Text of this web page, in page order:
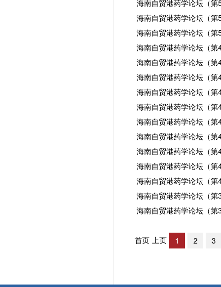
海南自贸港药学论坛（第
海南自贸港药学论坛（第
海南自贸港药学论坛（第
海南自贸港药学论坛（第
海南自贸港药学论坛（第
海南自贸港药学论坛（第
海南自贸港药学论坛（第
海南自贸港药学论坛（第
海南自贸港药学论坛（第
海南自贸港药学论坛（第
海南自贸港药学论坛（第
海南自贸港药学论坛（第
海南自贸港药学论坛（第
海南自贸港药学论坛（第
海南自贸港药学论坛（第
首页 上页 1 2 3